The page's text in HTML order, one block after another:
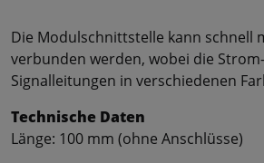
Die Modulschnittstelle kann schnell
verbunden werden, wobei die
Signalleitungen in verschiedenen
Technische Daten
Länge: 100 mm (ohne Anschlüsse)